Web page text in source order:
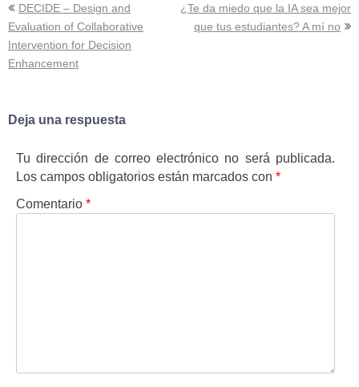
Navegación
de
entradas
DECIDE – Design and
Evaluation of Collaborative
Intervention for Decision
Enhancement
¿Te da miedo que la IA sea mejor
que tus estudiantes? A mí no
Deja una respuesta
Tu dirección de correo electrónico no será publicada.
Los campos obligatorios están marcados con *
Comentario *